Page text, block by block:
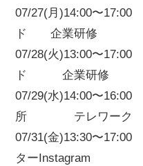
07/27(月)14:00〜17:00
ド 企業研修
07/28(火)13:00〜17:00
ド 企業研修
07/29(水)14:00〜16:00
所 テレワーク
07/31(金)13:30〜17:00
ターInstagram